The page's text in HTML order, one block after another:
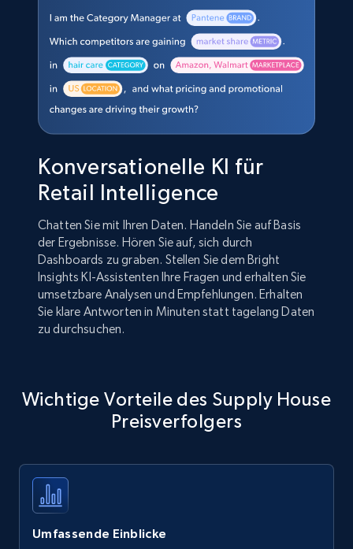
Konversationelle KI für
Retail Intelligence
Chatten Sie mit Ihren Daten. Handeln Sie auf Basis
der Ergebnisse. Hören Sie auf, sich durch
Dashboards zu graben. Stellen Sie dem Bright
Insights KI-Assistenten Ihre Fragen und erhalten Sie
umsetzbare Analysen und Empfehlungen. Erhalten
Sie klare Antworten in Minuten statt tagelang Daten
zu durchsuchen.
Wichtige Vorteile des Supply House
Preisverfolgers
Umfassende Einblicke